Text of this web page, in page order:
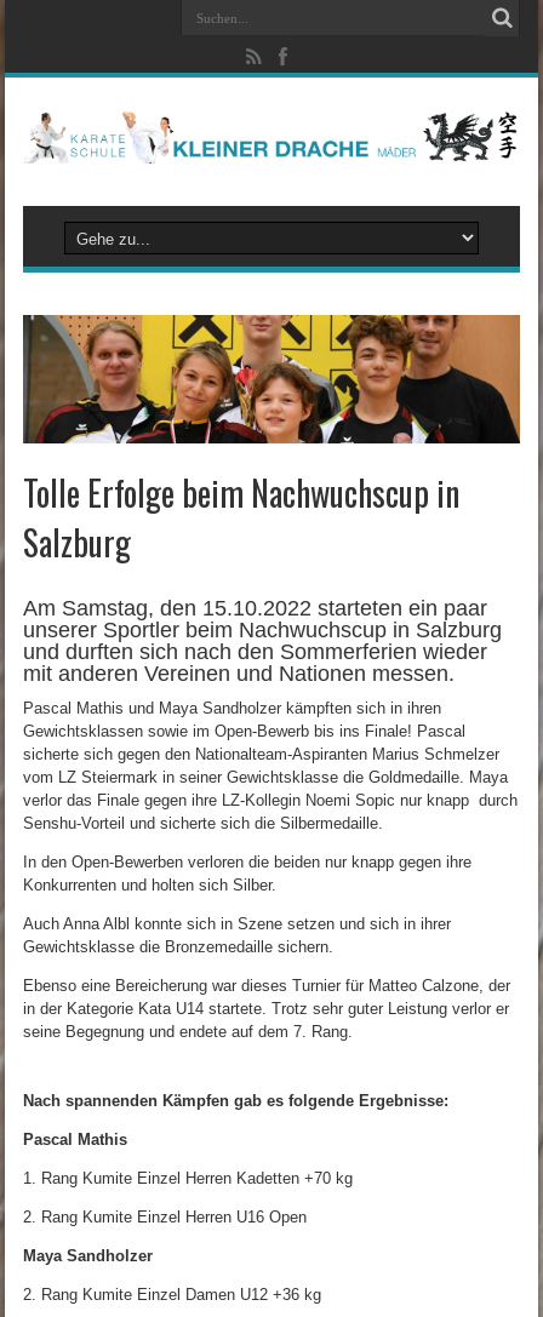
Tolle Erfolge beim Nachwuchscup in
Salzburg
Am Samstag, den 15.10.2022 starteten ein paar
unserer Sportler beim Nachwuchscup in Salzburg
und durften sich nach den Sommerferien wieder
mit anderen Vereinen und Nationen messen.
Pascal Mathis und Maya Sandholzer kämpften sich in ihren
Gewichtsklassen sowie im Open-Bewerb bis ins Finale! Pascal
sicherte sich gegen den Nationalteam-Aspiranten Marius Schmelzer
vom LZ Steiermark in seiner Gewichtsklasse die Goldmedaille. Maya
verlor das Finale gegen ihre LZ-Kollegin Noemi Sopic nur knapp durch
Senshu-Vorteil und sicherte sich die Silbermedaille.
In den Open-Bewerben verloren die beiden nur knapp gegen ihre
Konkurrenten und holten sich Silber.
Auch Anna Albl konnte sich in Szene setzen und sich in ihrer
Gewichtsklasse die Bronzemedaille sichern.
Ebenso eine Bereicherung war dieses Turnier für Matteo Calzone, der
in der Kategorie Kata U14 startete. Trotz sehr guter Leistung verlor er
seine Begegnung und endete auf dem 7. Rang.
Nach spannenden Kämpfen gab es folgende Ergebnisse:
Pascal Mathis
1. Rang Kumite Einzel Herren Kadetten +70 kg
2. Rang Kumite Einzel Herren U16 Open
Maya Sandholzer
2. Rang Kumite Einzel Damen U12 +36 kg